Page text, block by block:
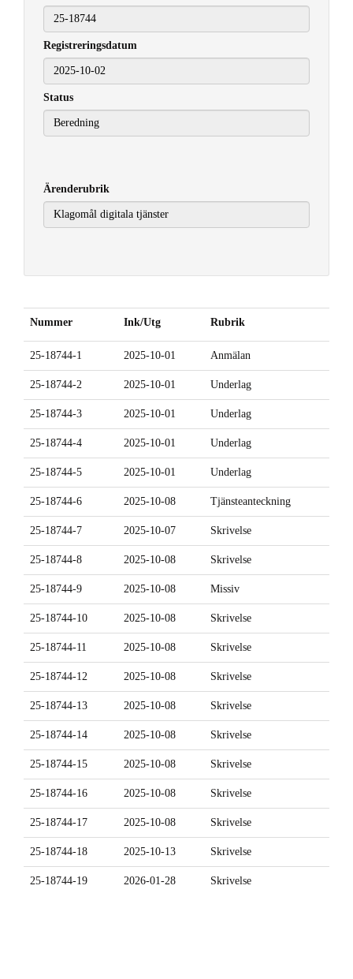
Registreringsdatum
2025-10-02
Status
Ärenderubrik
Nummer Ink/Utg Rubrik
25-18744-1 2025-10-01 Anmälan
25-18744-2 2025-10-01 Underlag
25-18744-3 2025-10-01 Underlag
25-18744-4 2025-10-01 Underlag
25-18744-5 2025-10-01 Underlag
25-18744-6 2025-10-08 Tjänsteanteckning
25-18744-7 2025-10-07 Skrivelse
25-18744-8 2025-10-08 Skrivelse
25-18744-9 2025-10-08 Missiv
25-18744-10 2025-10-08 Skrivelse
25-18744-11 2025-10-08 Skrivelse
25-18744-12 2025-10-08 Skrivelse
25-18744-13 2025-10-08 Skrivelse
25-18744-14 2025-10-08 Skrivelse
25-18744-15 2025-10-08 Skrivelse
25-18744-16 2025-10-08 Skrivelse
25-18744-17 2025-10-08 Skrivelse
25-18744-18 2025-10-13 Skrivelse
25-18744-19 2026-01-28 Skrivelse